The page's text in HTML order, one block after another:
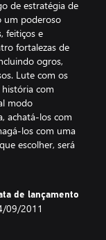
de estratégia de
um poderoso
feitiços e
fortalezas de
ogros,
Lute com os
com
modo
achatá-los com
los com uma
escolher, será
de lançamento
09/2011